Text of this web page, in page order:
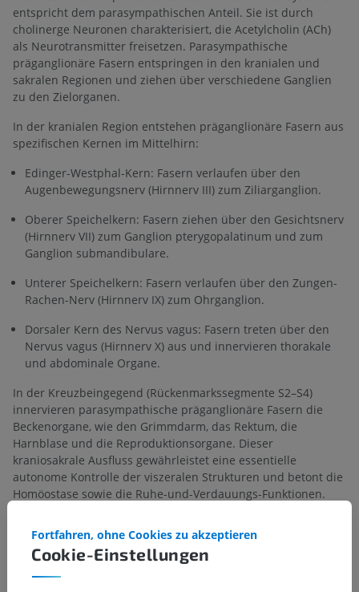
entspricht dem parasympathischen Anteil. Sie ist durch
cholinerge Neuronen charakterisiert, die Acetylcholin (ACh)
als Neurotransmitter freisetzen. Parasympathische
präganglionäre Fasern entspringen in den kranialen und
sakralen Regionen und ziehen über verschiedene Ganglien
zu den Zielorganen.
In der kranialen Region entstehen präganglionäre Fasern aus
spezifischen Kernen im Mittelhirn:
Edinger-Westphal-Kern: Fasern verlaufen über den
Augenbewegungsnerv (Hirnnerv III) zum Ziliarganglion.
Oberer Speichelkern: Fasern ziehen über den Gesichtsnerv
(Hirnnerv VII) zum Ganglion pterygopalatinum und zum
Ganglion submandibulare.
Unterer Speichelkern: Fasern verlaufen über den Zungen-
Rachen-Nerv (Hirnnerv IX) zum Ohrganglion.
Dorsaler Kern des Nervus vagus: Fasern treten über den
Nervus vagus (Hirnnerv X) aus und innervieren thorakale
und abdominale Organe.
In der Kreuzbeingegend (Rückenmarkssegmente S2–S4)
innervieren parasympathische präganglionäre Fasern die
Beckenorgane, wie den Grimmdarm, das Rektum, die
Harnblase und die Reproduktionsorgane. Dieser
kraniosakrale Ausfluss gewährleistet eine essentielle
autonome Kontrolle der viszeralen Strukturen und betont die
Homöostase sowie die Ruhe-und-Verdauungs-Funktionen.
Stimmt diese Übersetzung nicht ganz?
Cookie-Einstellungen
Fortfahren, ohne Cookies zu akzeptieren